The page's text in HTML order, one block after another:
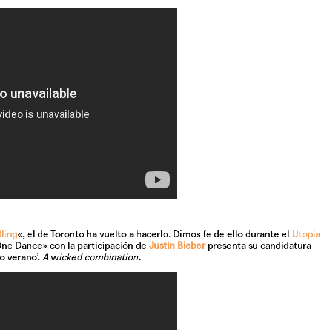
«, el de Toronto ha vuelto a hacerlo. Dimos fe de ello durante el Utopia
Dance»con la participación de Justin Bieberpresenta su candidatura
verano’. Awicked combination.